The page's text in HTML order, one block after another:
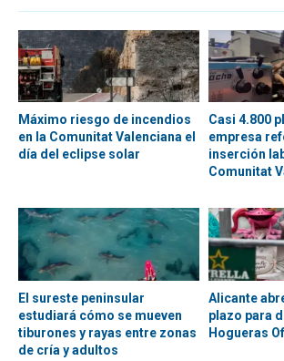
Máximo riesgo de incendios
en la Comunitat Valenciana el
día del eclipse solar
Casi 4.800
empresa
inserción
Comunitat
El sureste peninsular
estudiará cómo se mueven
tiburones y rayas entre zonas
de cría y adultos
Alicante
plazo para
Hogueras